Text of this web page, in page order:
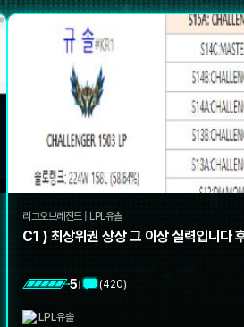
리그오브레전드| LPL유솔
C1 ) 최상위권 상상 그 이상 실력입니다
5| (420)
LPL유솔